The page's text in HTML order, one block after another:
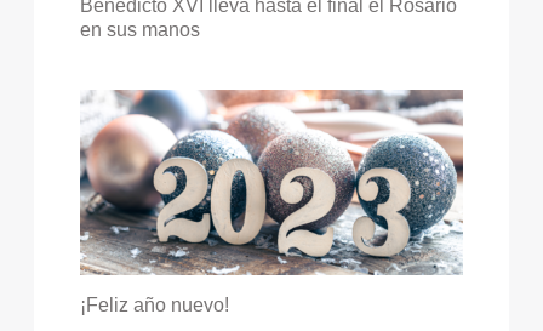
Benedicto XVI lleva hasta el final el Rosario
en sus manos
¡Feliz año nuevo!